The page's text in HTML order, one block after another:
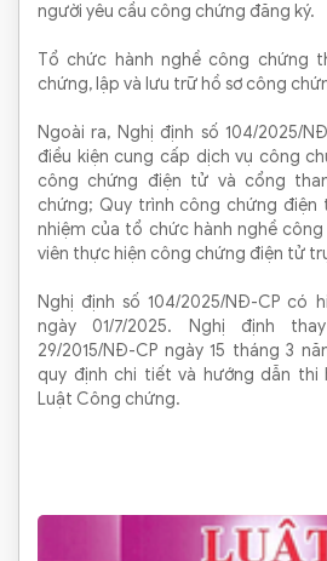
người yêu cầu công chứng đăng ký.
Tổ chức hành nghề công chứng
chứng, lập và lưu trữ hồ sơ công
Ngoài ra, Nghị định số 104/2025/
điều kiện cung cấp dịch vụ công
công chứng điện tử và cổng
chứng; Quy trình công chứng điện
nhiệm của tổ chức hành nghề
viên thực hiện công chứng điện tử
Nghị định số 104/2025/NĐ-CP có
ngày 01/7/2025.
Nghị định
29/2015/NĐ-CP ngày 15 tháng 3
quy định chi tiết và hướng dẫn thi
Luật Công chứng.